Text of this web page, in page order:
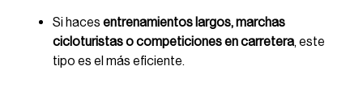
Si haces entrenamientos largos, marchas
cicloturistas o competiciones en carretera, este
tipo es el más eficiente.